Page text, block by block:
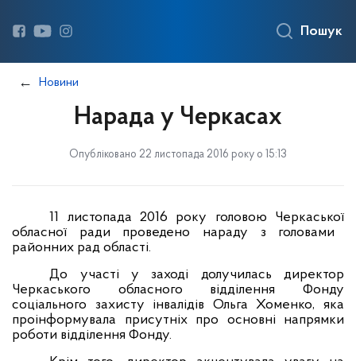
Пошук
Новини
Нарада у Черкасах
Опубліковано 22 листопада 2016 року о 15:13
11 листопада 2016 року головою Черкаської
обласної ради проведено нараду з головами
районних рад області.
До участі у заході долучилась директор
Черкаського обласного відділення Фонду
соціального захисту інвалідів Ольга Хоменко, яка
проінформувала присутніх про основні напрямки
роботи відділення Фонду.